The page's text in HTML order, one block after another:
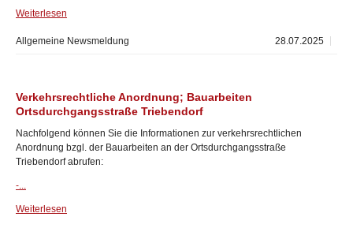
Weiterlesen
28.07.2025
Allgemeine Newsmeldung
Verkehrsrechtliche Anordnung; Bauarbeiten
Ortsdurchgangsstraße Triebendorf
Nachfolgend können Sie die Informationen zur verkehrsrechtlichen
Anordnung bzgl. der Bauarbeiten an der Ortsdurchgangsstraße
Triebendorf abrufen:
-...
Weiterlesen